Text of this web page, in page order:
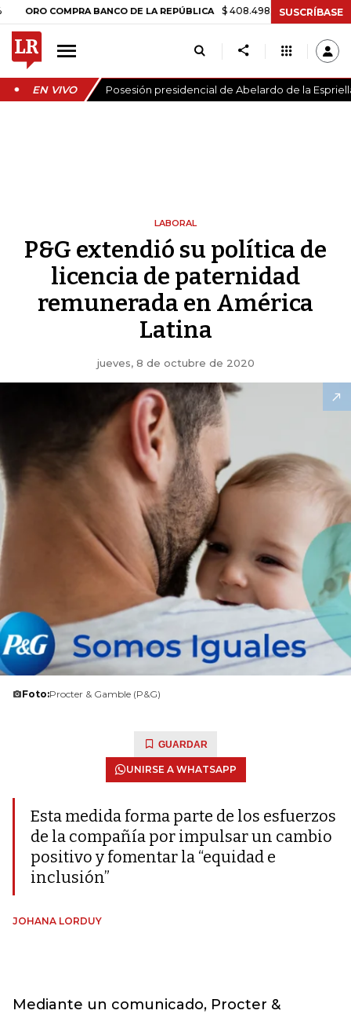
COMPRA BANCO DE LA REPÚBLICA $ 408.498,97 +$ 8.753,81 +2,19%
SUSCRÍBASE
EN VIVO Posesión presidencial de Abelardo de la
LABORAL
P&G extendió su política de
licencia de paternidad
remunerada en América
Latina
jueves, 8 de octubre de 2020
Foto:Procter & Gamble (P&G)
GUARDAR
UNIRSE A WHATSAPP
Esta medida forma parte de los esfuerzos
de la compañía por impulsar un cambio
positivo y fomentar la “equidad e
inclusión”
JOHANA LORDUY
Mediante un comunicado, Procter &